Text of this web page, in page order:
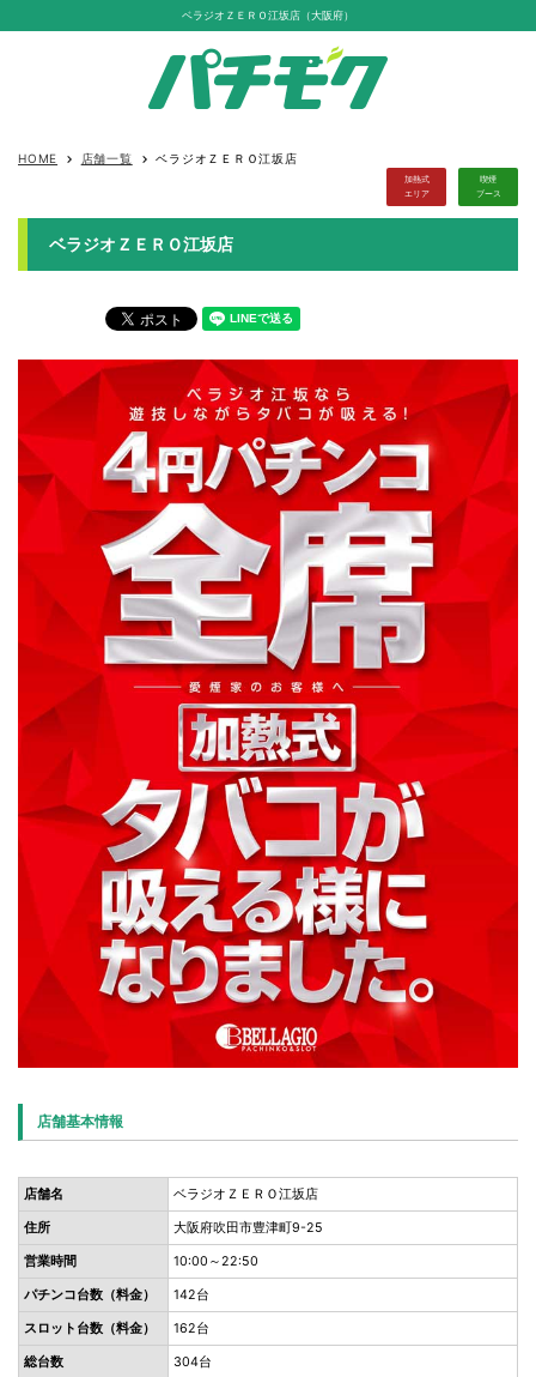
ベラジオＺＥＲＯ江坂店（大阪府）
HOME keyboard_arrow_right 店舗一覧 keyboard_arrow_right ベラジオＺＥＲＯ江坂店
加熱式
エリア
喫煙
ブース
ベラジオＺＥＲＯ江坂店
店舗基本情報
店舗名 ベラジオＺＥＲＯ江坂店
住所 大阪府吹田市豊津町9-25
営業時間 10:00～22:50
パチンコ台数（料金） 142台
スロット台数（料金） 162台
総台数 304台